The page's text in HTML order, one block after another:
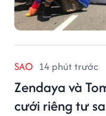
SAO 14 phút trước
Zendaya và
cưới riêng tư